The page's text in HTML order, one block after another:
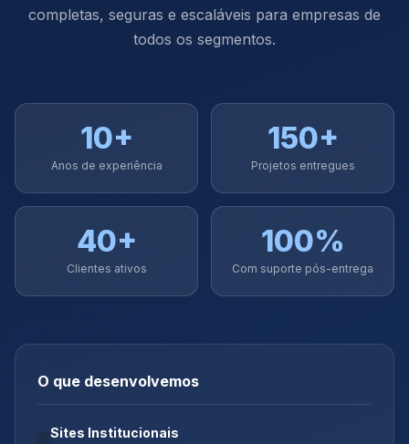
completas, seguras e escaláveis para empresas de
todos os segmentos.
10+
Anos de experiência
150+
Projetos entregues
40+
Clientes ativos
100%
Com suporte pós-entrega
O que desenvolvemos
Sites Institucionais